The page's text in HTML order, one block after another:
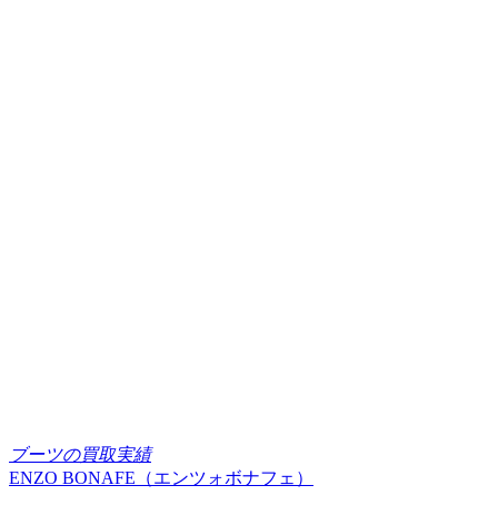
ブーツの買取実績
ENZO BONAFE（エンツォボナフェ）